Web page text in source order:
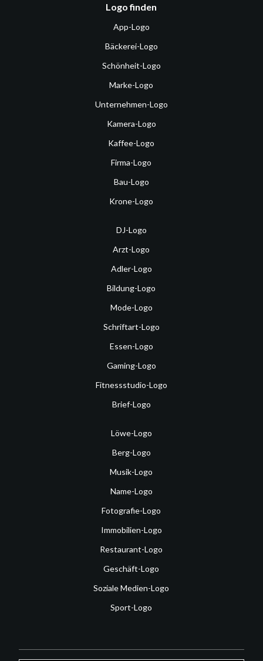
Logo finden
App-Logo
Bäckerei-Logo
Schönheit-Logo
Marke-Logo
Unternehmen-Logo
Kamera-Logo
Kaffee-Logo
Firma-Logo
Bau-Logo
Krone-Logo
DJ-Logo
Arzt-Logo
Adler-Logo
Bildung-Logo
Mode-Logo
Schriftart-Logo
Essen-Logo
Gaming-Logo
Fitnessstudio-Logo
Brief-Logo
Löwe-Logo
Berg-Logo
Musik-Logo
Name-Logo
Fotografie-Logo
Immobilien-Logo
Restaurant-Logo
Geschäft-Logo
Soziale Medien-Logo
Sport-Logo